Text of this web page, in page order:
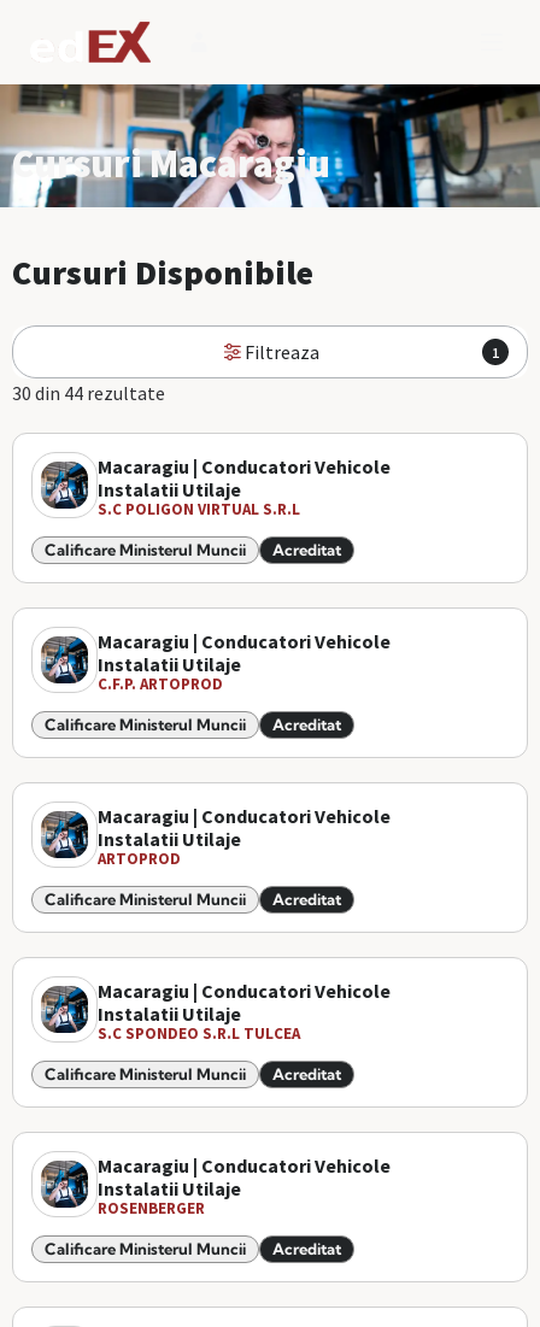
Cursuri Macaragiu
Cursuri Disponibile
Filtreaza 1
30 din 44 rezultate
Macaragiu | Conducatori Vehicole
Instalatii Utilaje
S.C POLIGON VIRTUAL S.R.L
Calificare Ministerul Muncii Acreditat
Macaragiu | Conducatori Vehicole
Instalatii Utilaje
C.F.P. ARTOPROD
Calificare Ministerul Muncii Acreditat
Macaragiu | Conducatori Vehicole
Instalatii Utilaje
ARTOPROD
Calificare Ministerul Muncii Acreditat
Macaragiu | Conducatori Vehicole
Instalatii Utilaje
S.C SPONDEO S.R.L TULCEA
Calificare Ministerul Muncii Acreditat
Macaragiu | Conducatori Vehicole
Instalatii Utilaje
ROSENBERGER
Calificare Ministerul Muncii Acreditat